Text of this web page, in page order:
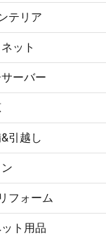
テリア
ット
ーバー
引越し
フォーム
ト用品